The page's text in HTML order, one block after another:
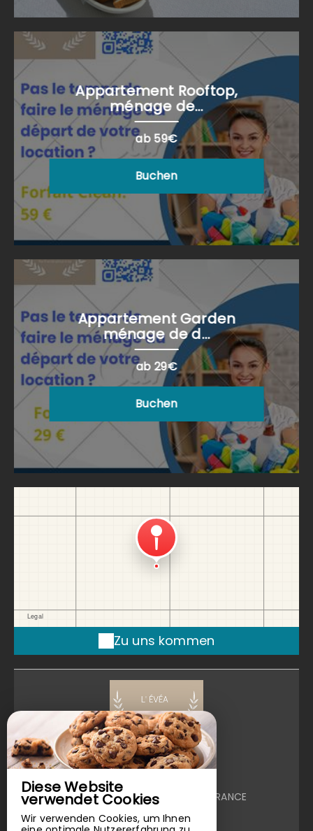
Diese Website
verwendet Cookies
Wir verwenden Cookies, um Ihnen
Appartement Rooftop,
ménage de...
ab 59€
Buchen
Appartement Garden
ménage de d...
ab 29€
Buchen
Zu uns kommen
L’ Évéa
220 / 240 Rue Jean Saliou,
29480 LE RELECQ KERHUON - FRANCE
+33 6 63 09 44 05